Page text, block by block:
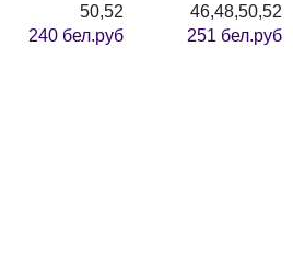
50,52
240 бел.руб
46,48,50,52
251 бел.руб